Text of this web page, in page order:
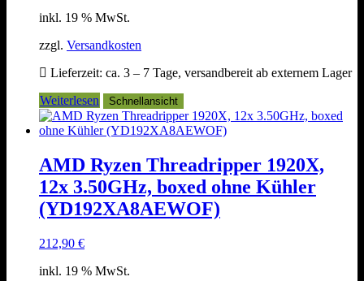
inkl. 19 % MwSt.
zzgl. Versandkosten
Lieferzeit: ca. 3 – 7 Tage, versandbereit ab externem Lager
Weiterlesen
Schnellansicht
AMD Ryzen Threadripper 1920X,
12x 3.50GHz, boxed ohne Kühler
(YD192XA8AEWOF)
212,90 €
inkl. 19 % MwSt.